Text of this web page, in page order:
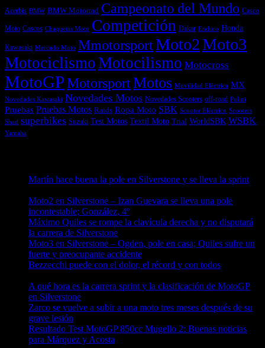
Acerbis BMW BMW Motorrad Campeonato del Mundo Casco
Moto Cascos Chaquetas Moto Competición Dakar Enduro Honda
Kawasaki Mercado Moto MmotorsportMoto2Moto3
MotociclismoMotocilismo Motocross
MotoGPMotorsportMotos Movilidad Eléctrica MX
Novedades Kawasaki Novedades Motos Novedades Scooters off-road Polini
Pruebas Pruebas Motos Raids Ropa Moto SBK Scooter Eléctrico Scooters
Shad superbikes Suzuki Test Motos Textil Moto Trial WorldSBK WSBK
Yamaha
Martín hace buena la pole en Silverstone y se lleva la sprint
Moto2 en Silverstone – Izan Guevara se lleva una pole
incontestable; González, 4º
Máximo Quiles se rompe la clavícula derecha y no disputará
la carrera de Silverstone
Moto3 en Silverstone – Ogden, pole en casa; Quiles sufre un
fuerte y preocupante accidente
Bezzecchi puede con el dolor, el récord y con todos
A qué hora es la carrera sprint y la clasificación de MotoGP
en Silverstone
Zarco se vuelve a subir a una moto tres meses después de su
grave lesión
Resultado Test MotoGP 850cc Mugello 2: Buenas noticias
para Márquez y Acosta